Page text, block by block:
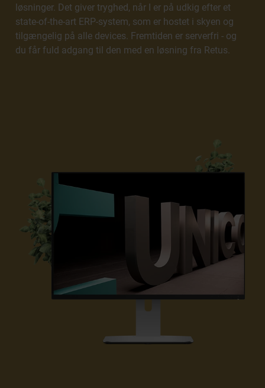
løsninger. Det giver tryghed, når I er på udkig efter et
state-of-the-art ERP-system, som er hostet i skyen og
tilgængelig på alle devices. Fremtiden er serverfri - og
du får fuld adgang til den med en løsning fra Retus.